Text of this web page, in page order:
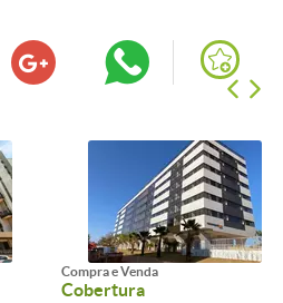
Compra e Venda
Cobertura